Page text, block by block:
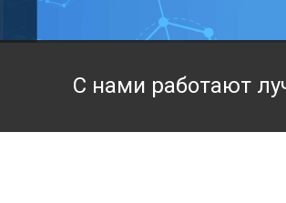
Техническая химия
С нами работают